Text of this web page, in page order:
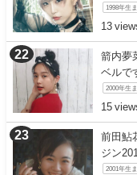
1998年生
13
箭内夢
ベルで
2000年生
15
前田鮎
ジン
2001年生